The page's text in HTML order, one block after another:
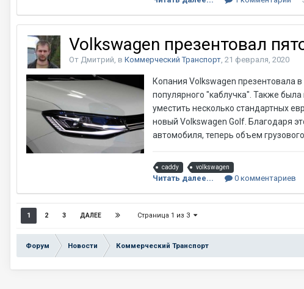
Volkswagen презентовал
От Дмитрий, в Коммерческий Транспорт, 21 февраля, 2020
Копания Volkswagen презентовала
популярного "каблучка". Также
уместить несколько стандартных
новый Volkswagen Golf. Благодаря
автомобиля, теперь объем
caddy volkswagen
Читать далее... 0 комментариев
1 2 3 ДАЛЕЕ Страница 1 из 3
Форум Новости Коммерческий Транспорт